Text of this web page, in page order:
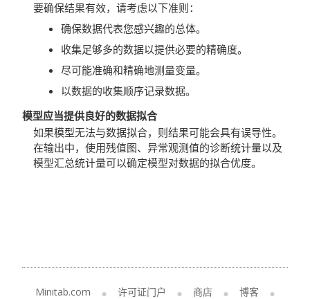
要确保结果有效，请考虑以下准则：
确保数据代表您感兴趣的总体。
收集足够多的数据以提供必要的精确度。
尽可能准确和精确地测量变量。
以数据的收集顺序记录数据。
模型应当提供良好的数据拟合
如果模型无法与数据拟合，则结果可能会具有误导性。
在输出中，使用残值图、异常观测值的诊断统计量以及
模型汇总统计量可以确定模型对数据的拟合优度。
Minitab.com 许可证门户 商店
博客